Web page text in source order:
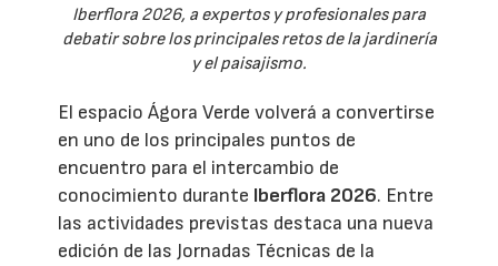
Iberflora 2026, a expertos y profesionales para
debatir sobre los principales retos de la jardinería
y el paisajismo.
El espacio Ágora Verde volverá a convertirse
en uno de los principales puntos de
encuentro para el intercambio de
conocimiento durante Iberflora 2026. Entre
las actividades previstas destaca una nueva
edición de las Jornadas Técnicas de la